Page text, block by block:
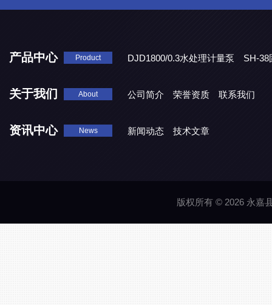
产品中心 Product DJD1800/0.3水处理计量泵
SH-38
关于我们 About 公司简介 荣誉资质 联系我们
资讯中心 News 新闻动态 技术文章
版权所有 © 2026 永嘉